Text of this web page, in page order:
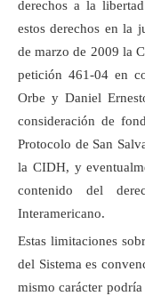
derechos a la
estos derechos en la
de marzo de 2009 la
petición 461-04 en
Orbe y Daniel
consideración de
Protocolo de San
la CIDH, y
contenido del
Interamericano.
Estas limitaciones
del Sistema es
mismo carácter